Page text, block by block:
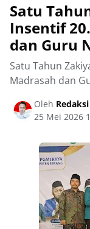
Satu
Insentif
dan Guru
Satu Tahun
Madrasah dan
Oleh Redaksi
25 Mei 2026